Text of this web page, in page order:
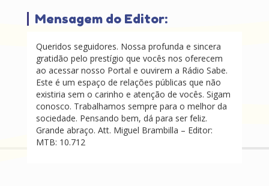
Mensagem do Editor:
Queridos seguidores. Nossa profunda e sincera
gratidão pelo prestígio que vocês nos oferecem
ao acessar nosso Portal e ouvirem a Rádio Sabe.
Este é um espaço de relações públicas que não
existiria sem o carinho e atenção de vocês. Sigam
conosco. Trabalhamos sempre para o melhor da
sociedade. Pensando bem, dá para ser feliz.
Grande abraço. Att. Miguel Brambilla – Editor:
MTB: 10.712